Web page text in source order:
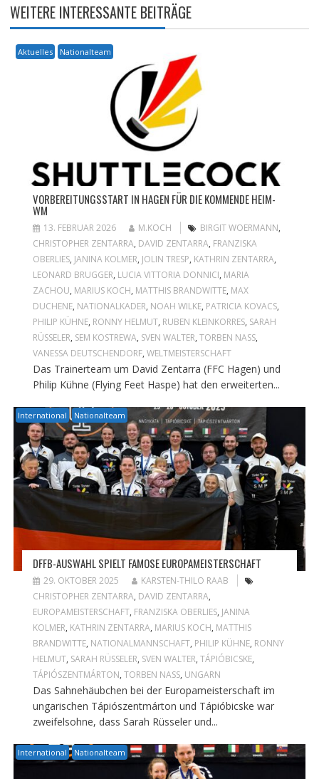
WEITERE INTERESSANTE BEITRÄGE
Aktuelles Nationalteam
VORBEREITUNGSSTART IN HAGEN FÜR DIE KOMMENDE HEIM-
WM
13. FEBRUAR 2026 M.KOCH BIRGIT WOERMANN,
CHRISTOPHER ZENTARRA, DAVID ZENTARRA, FRANZISKA
OBERLIES, JANINA KOLMER, JOLIN TRESP, KATHRIN ZENTARRA,
LEONARD BRUGGER, LUCIA VITTORIA DONNICI, MARIA
ZACHOU, MARIUS KOCH, MATTHIS BRANDWITTE, MAX
DUCHENE, NATIONALKADER, NOAH WILKE, PATRICIA KOVACS,
PHILIP KÜHNE, RONNY HELMUT, RUBEN KLEINKORRES, SARAH
RÜSSELER, SEM KOSTREWA, SVEN WALTER, TORBEN NASS,
VANESSA DEUTSCHENDORF, WELTMEISTERSCHAFT
Das Trainerteam um David Zentarra (FFC Hagen) und
Philip Kühne (Flying Feet Haspe) hat den erweiterten...
International Nationalteam
DFFB-AUSWAHL SPIELT FAMOSE EUROPAMEISTERSCHAFT
29. OKTOBER 2025
KARSTEN-THILO RAAB
CHRISTOPHER ZENTARRA, DAVID ZENTARRA,
EUROPAMEISTERSCHAFT, FRANZISKA OBERLIES, JANINA
KOLMER, KATHRIN ZENTARRA, MARIUS KOCH, MATTHIS
BRANDWITTE, NATIONALMANNSCHAFT, PHILIP KÜHNE, RONNY
HELMUT, SARAH RÜSSELER, SVEN WALTER, TÁPIÓBICSKE,
TÁPIÓSZENTMÁRTON, TORBEN NASS, UNGARN
Das Sahnehäubchen bei der Europameisterschaft im
ungarischen Tápiószentmárton und Tápióbicske war
zweifelsohne, dass Sarah Rüsseler und...
International Nationalteam